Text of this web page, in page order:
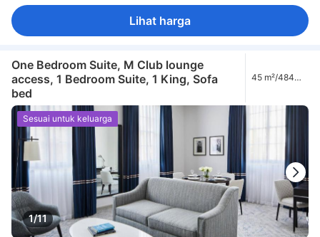
Lihat harga
One Bedroom Suite, M Club lounge
access, 1 Bedroom Suite, 1 King, Sofa
bed
45 m²/484
1/11
Sesuai untuk keluarga